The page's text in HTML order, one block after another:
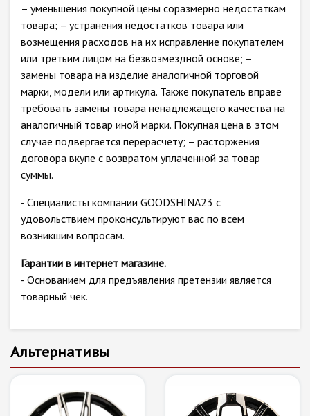
– уменьшения покупной цены соразмерно недостаткам
товара; – устранения недостатков товара или
возмещения расходов на их исправление покупателем
или третьим лицом на безвозмездной основе; –
замены товара на изделие аналогичной торговой
марки, модели или артикула. Также покупатель вправе
требовать замены товара ненадлежащего качества на
аналогичный товар иной марки. Покупная цена в этом
случае подвергается перерасчету; – расторжения
договора вкупе с возвратом уплаченной за товар
суммы.
- Специалисты компании GOODSHINA23 с
удовольствием проконсультируют вас по всем
возникшим вопросам.
Гарантии в интернет магазине.
- Основанием для предъявления претензии является
товарный чек.
Альтернативы